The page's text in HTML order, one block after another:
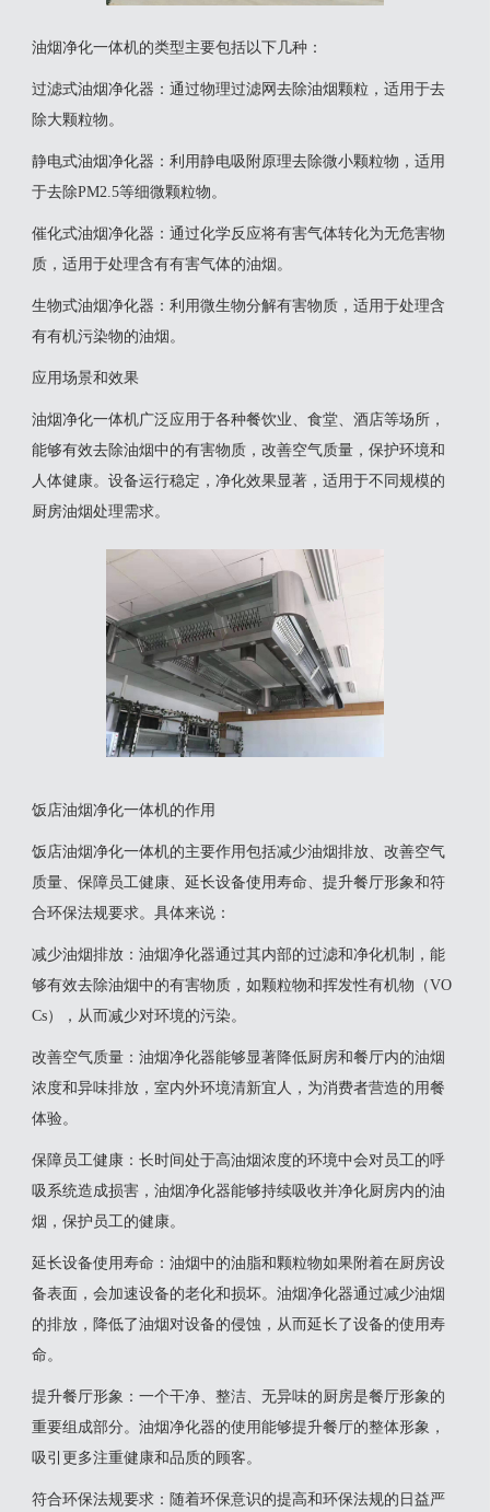
油烟净化一体机的类型主要包括以下几种：
‌过滤式油烟净化器‌：通过物理过滤网去除油烟颗粒，适用于去
除大颗粒物。
‌静电式油烟净化器‌：利用静电吸附原理去除微小颗粒物，适用
于去除PM2.5等细微颗粒物。
‌催化式油烟净化器‌：通过化学反应将有害气体转化为无危害物
质，适用于处理含有有害气体的油烟。
‌生物式油烟净化器‌：利用微生物分解有害物质，适用于处理含
有有机污染物的油烟‌。
应用场景和效果
油烟净化一体机广泛应用于各种餐饮业、食堂、酒店等场所，
能够有效去除油烟中的有害物质，改善空气质量，保护环境和
人体健康。设备运行稳定，净化效果显著，适用于不同规模的
厨房油烟处理需求‌。
饭店油烟净化一体机的作用
‌饭店油烟净化一体机的主要作用包括减少油烟排放、改善空气
质量、保障员工健康、延长设备使用寿命、提升餐厅形象和符
合环保法规要求‌。具体来说：
‌减少油烟排放‌：油烟净化器通过其内部的过滤和净化机制，能
够有效去除油烟中的有害物质，如颗粒物和挥发性有机物（VO
Cs），从而减少对环境的污染‌。
‌改善空气质量‌：油烟净化器能够显著降低厨房和餐厅内的油烟
浓度和异味排放，室内外环境清新宜人，为消费者营造的用餐
体验‌。
‌保障员工健康‌：长时间处于高油烟浓度的环境中会对员工的呼
吸系统造成损害，油烟净化器能够持续吸收并净化厨房内的油
烟，保护员工的健康‌。
‌延长设备使用寿命‌：油烟中的油脂和颗粒物如果附着在厨房设
备表面，会加速设备的老化和损坏。油烟净化器通过减少油烟
的排放，降低了油烟对设备的侵蚀，从而延长了设备的使用寿
命‌。
‌提升餐厅形象‌：一个干净、整洁、无异味的厨房是餐厅形象的
重要组成部分。油烟净化器的使用能够提升餐厅的整体形象，
吸引更多注重健康和品质的顾客‌。
‌符合环保法规要求‌：随着环保意识的提高和环保法规的日益严